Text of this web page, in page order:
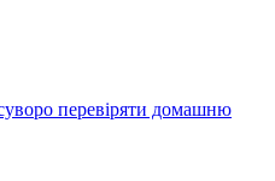
перевіряти домашню